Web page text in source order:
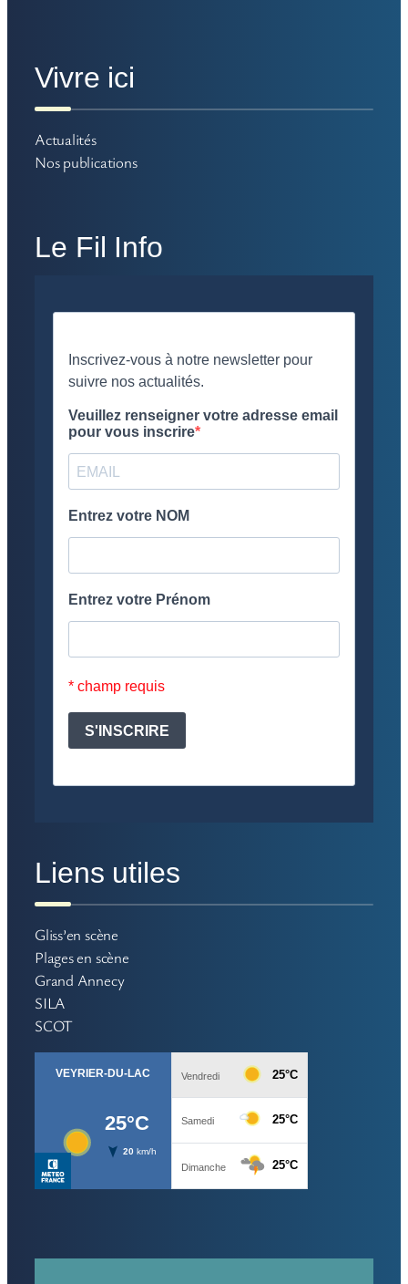
Vivre ici
Actualités
Nos publications
Le Fil Info
Liens utiles
Gliss’en scène
Plages en scène
Grand Annecy
SILA
SCOT